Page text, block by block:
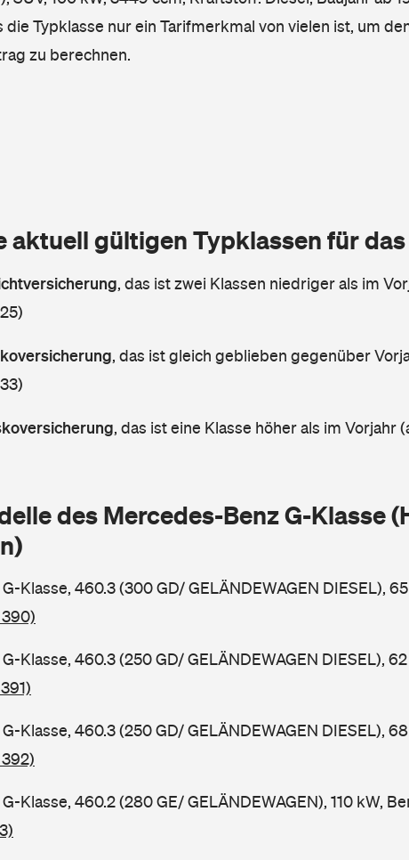
die Typklasse nur ein Tarifmerkmal von vielen ist, um
zu berechnen.
aktuell gültigen Typklassen für
, das ist zwei Klassen niedriger als im
, das ist gleich geblieben gegenüber
, das ist eine Klasse höher als im Vorjahr
des Mercedes-Benz G-Klasse
Klasse, 460.3 (300 GD/ GELÄNDEWAGEN DIESEL),
Klasse, 460.3 (250 GD/ GELÄNDEWAGEN DIESEL), 62
Klasse, 460.3 (250 GD/ GELÄNDEWAGEN DIESEL),
Klasse, 460.2 (280 GE/ GELÄNDEWAGEN), 110 kW,